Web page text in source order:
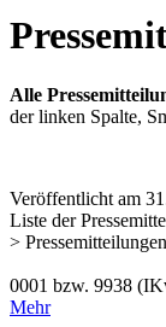
Alle
der linken Spalte,
Veröffentlicht am
Liste der
>
0001 bzw. 9938
Mehr